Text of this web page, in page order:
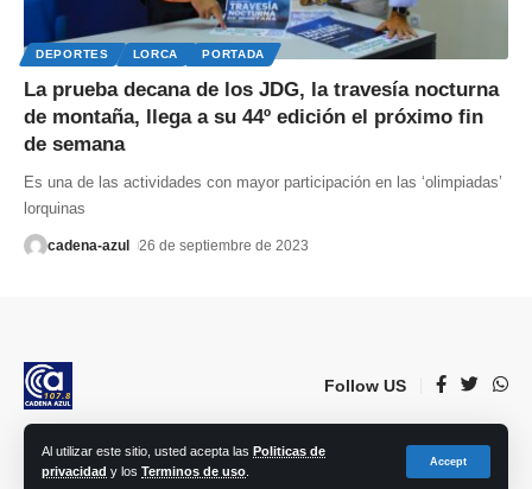
Al utilizar este sitio, usted acepta las Politicas de
privacidad y los Terminos de uso
Accept
DEPORTES LORCA PORTADA
La prueba decana de los JDG, la travesía nocturna
de montaña, llega a su 44º edición el próximo fin
de semana
Es una de las actividades con mayor participación en las ‘olimpiadas’
lorquinas
cadena-azul 26 de septiembre de 2023
Follow US
© 2023 Lorca Comunicación, Radio, TV, prensa e Internet S.L. | Todos los
derechos reservados.